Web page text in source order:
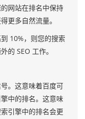
网站在排名中保持
更多自然流量。
10%，则您的搜索
的 SEO 工作。
。这意味着百度可
中的排名。这意味
引擎中的排名会更